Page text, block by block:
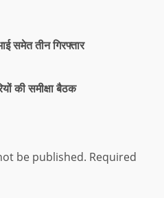
समेत तीन गिरफ्तार
की समीक्षा बैठक
be published. Required